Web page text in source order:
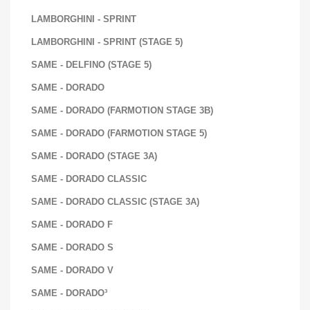
LAMBORGHINI - SPRINT
LAMBORGHINI - SPRINT (STAGE 5)
SAME - DELFINO (STAGE 5)
SAME - DORADO
SAME - DORADO (FARMOTION STAGE 3B)
SAME - DORADO (FARMOTION STAGE 5)
SAME - DORADO (STAGE 3A)
SAME - DORADO CLASSIC
SAME - DORADO CLASSIC (STAGE 3A)
SAME - DORADO F
SAME - DORADO S
SAME - DORADO V
SAME - DORADO³